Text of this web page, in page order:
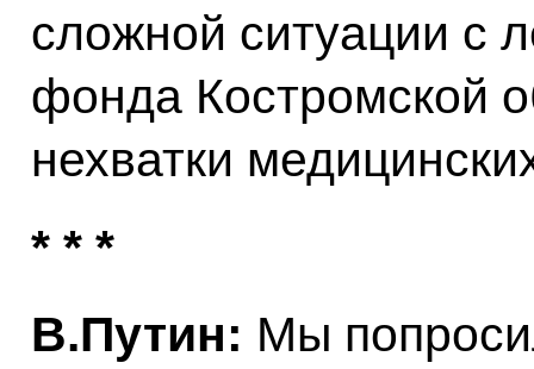
сложной ситуации с
фонда Костромской
нехватки
* * *
В.Путин: Мы